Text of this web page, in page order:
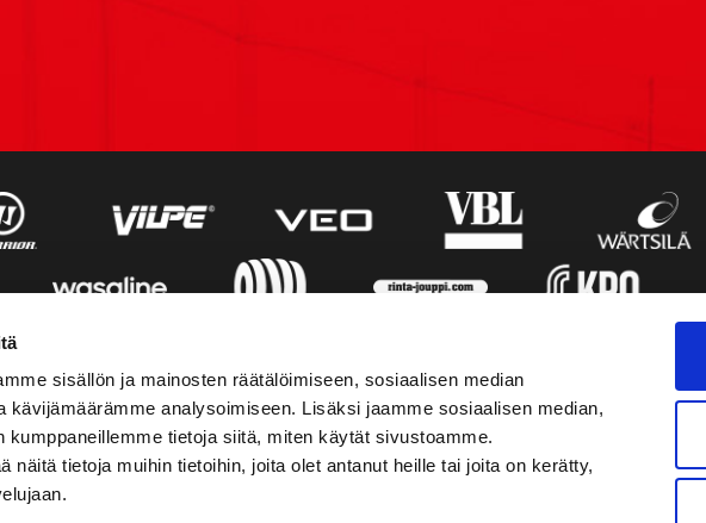
sisällön ja mainosten räätälöimiseen, sosiaalisen median
kävijämäärämme analysoimiseen. Lisäksi jaamme sosiaalisen median,
kumppaneillemme tietoja siitä, miten käytät sivustoamme.
näitä tietoja muihin tietoihin, joita olet antanut heille tai joita on kerätty,